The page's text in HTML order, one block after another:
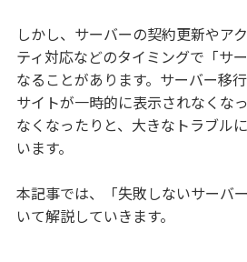
しかし、サーバーの契約更新やア
ティ対応などのタイミングで「サ
なることがあります。サーバー移
サイトが一時的に表示されなくな
なくなったりと、大きなトラブル
います。
本記事では、「失敗しないサーバ
いて解説していきます。